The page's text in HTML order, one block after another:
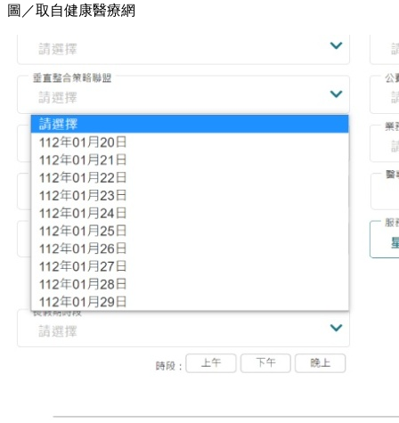
圖／取自健康醫療網